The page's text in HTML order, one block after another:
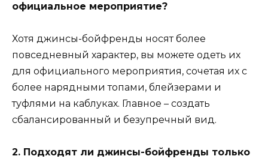
официальное мероприятие?
Хотя джинсы-бойфренды носят более
повседневный характер, вы можете одеть их
для официального мероприятия, сочетая их с
более нарядными топами, блейзерами и
туфлями на каблуках. Главное – создать
сбалансированный и безупречный вид.
2. Подходят ли джинсы-бойфренды только